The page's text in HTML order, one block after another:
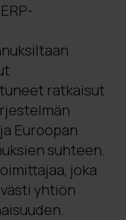
ratkaisut
Euroopan
suhteen.
joka
yhtiön